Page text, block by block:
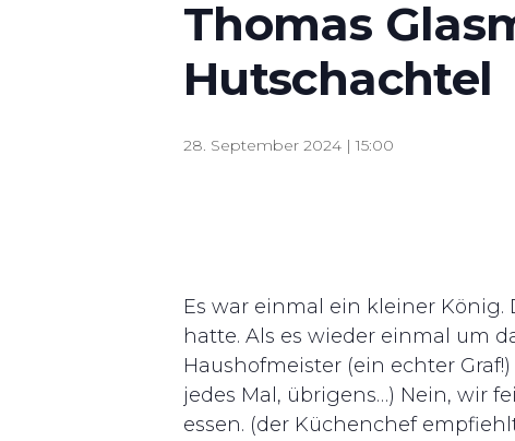
Thomas
Hutschachtel
28. September 2024 | 15:00
Es war einmal ein kleiner
hatte. Als es wieder einmal um
Haushofmeister (ein echter
jedes Mal, übrigens…) Nein, wir
essen. (der Küchenchef